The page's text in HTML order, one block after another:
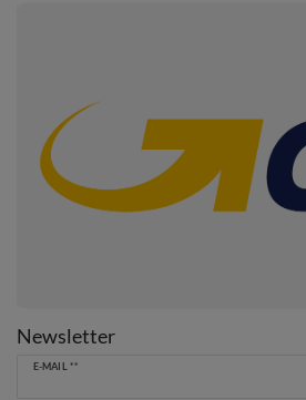
Newsletter
E-MAIL **
Newsletter